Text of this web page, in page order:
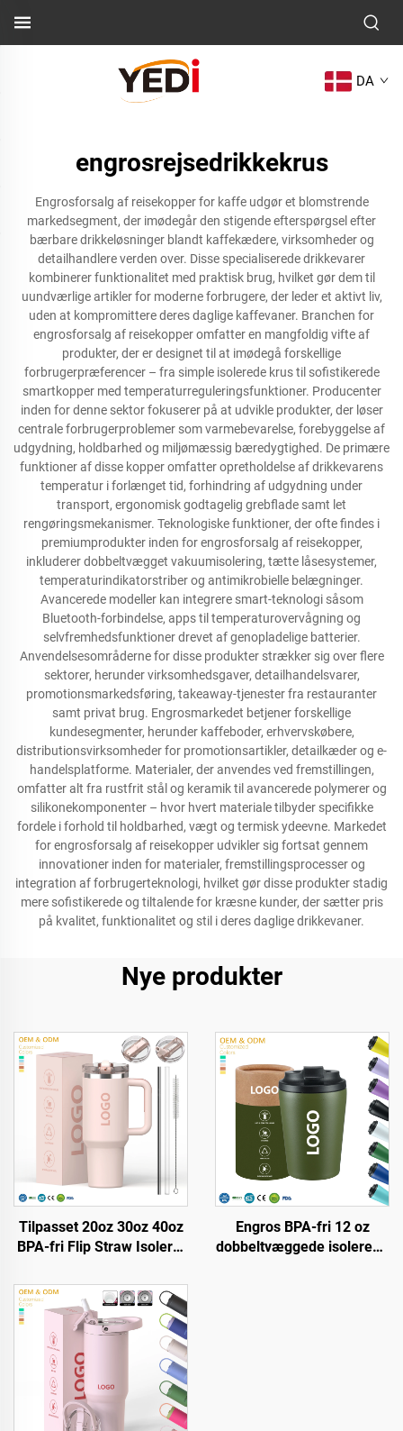
DA
engrosrejsedrikkekrus
Engrosforsalg af reisekopper for kaffe udgør et blomstrende
markedsegment, der imødegår den stigende efterspørgsel efter
bærbare drikkeløsninger blandt kaffekædere, virksomheder og
detailhandlere verden over. Disse specialiserede drikkevarer
kombinerer funktionalitet med praktisk brug, hvilket gør dem til
uundværlige artikler for moderne forbrugere, der leder et aktivt liv,
uden at kompromittere deres daglige kaffevaner. Branchen for
engrosforsalg af reisekopper omfatter en mangfoldig vifte af
produkter, der er designet til at imødegå forskellige
forbrugerpræferencer – fra simple isolerede krus til sofistikerede
smartkopper med temperaturreguleringsfunktioner. Producenter
inden for denne sektor fokuserer på at udvikle produkter, der løser
centrale forbrugerproblemer som varmebevarelse, forebyggelse af
udgydning, holdbarhed og miljømæssig bæredygtighed. De primære
funktioner af disse kopper omfatter opretholdelse af drikkevarens
temperatur i forlænget tid, forhindring af udgydning under
transport, ergonomisk godtagelig grebflade samt let
rengøringsmekanismer. Teknologiske funktioner, der ofte findes i
premiumprodukter inden for engrosforsalg af reisekopper,
inkluderer dobbeltvægget vakuumisolering, tætte låsesystemer,
temperaturindikatorstriber og antimikrobielle belægninger.
Avancerede modeller kan integrere smart-teknologi såsom
Bluetooth-forbindelse, apps til temperaturovervågning og
selvfremhedsfunktioner drevet af genopladelige batterier.
Anvendelsesområderne for disse produkter strækker sig over flere
sektorer, herunder virksomhedsgaver, detailhandelsvarer,
promotionsmarkedsføring, takeaway-tjenester fra restauranter
samt privat brug. Engrosmarkedet betjener forskellige
kundesegmenter, herunder kaffeboder, erhvervskøbere,
distributionsvirksomheder for promotionsartikler, detailkæder og e-
handelsplatforme. Materialer, der anvendes ved fremstillingen,
omfatter alt fra rustfrit stål og keramik til avancerede polymerer og
silikonekomponenter – hvor hvert materiale tilbyder specifikke
fordele i forhold til holdbarhed, vægt og termisk ydeevne. Markedet
for engrosforsalg af reisekopper udvikler sig fortsat gennem
innovationer inden for materialer, fremstillingsprocesser og
integration af forbrugerteknologi, hvilket gør disse produkter stadig
mere sofistikerede og tiltalende for kræsne kunder, der sætter pris
på kvalitet, funktionalitet og stil i deres daglige drikkevaner.
Nye produkter
Tilpasset 20oz 30oz 40oz
BPA-fri Flip Straw Isoleret
med Lættæt Låg Straw &
Håndtag til Rejse
Engros BPA-fri 12 oz
dobbeltvæggede isolerede